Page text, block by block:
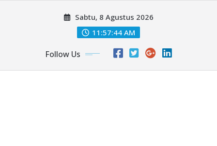
Sabtu, 8 Agustus 2026
11:57:46 AM
Follow Us